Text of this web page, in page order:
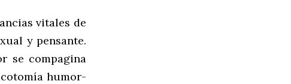
vitales de
y pensante.
se compagina
humor-